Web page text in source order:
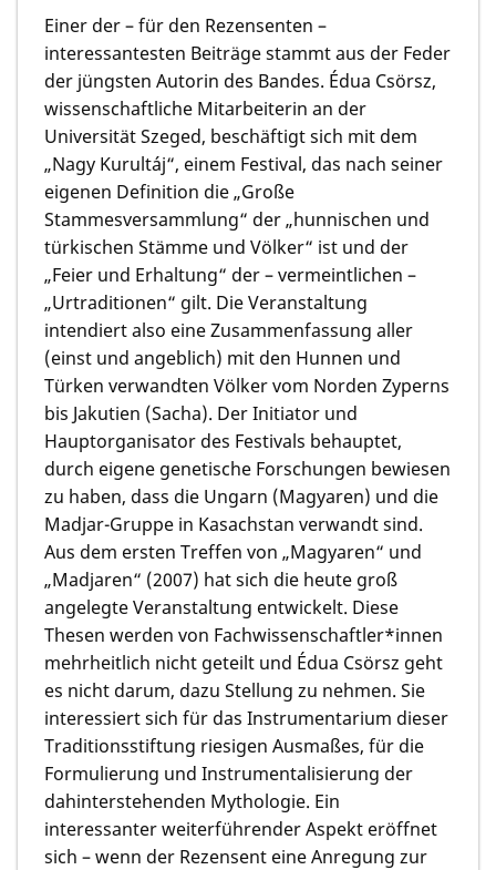
Einer der – für den Rezensenten –
interessantesten Beiträge stammt aus der Feder
der jüngsten Autorin des Bandes. Édua Csörsz,
wissenschaftliche Mitarbeiterin an der
Universität Szeged, beschäftigt sich mit dem
„Nagy Kurultáj“, einem Festival, das nach seiner
eigenen Definition die „Große
Stammesversammlung“ der „hunnischen und
türkischen Stämme und Völker“ ist und der
„Feier und Erhaltung“ der – vermeintlichen –
„Urtraditionen“ gilt. Die Veranstaltung
intendiert also eine Zusammenfassung aller
(einst und angeblich) mit den Hunnen und
Türken verwandten Völker vom Norden Zyperns
bis Jakutien (Sacha). Der Initiator und
Hauptorganisator des Festivals behauptet,
durch eigene genetische Forschungen bewiesen
zu haben, dass die Ungarn (Magyaren) und die
Madjar-Gruppe in Kasachstan verwandt sind.
Aus dem ersten Treffen von „Magyaren“ und
„Madjaren“ (2007) hat sich die heute groß
angelegte Veranstaltung entwickelt. Diese
Thesen werden von Fachwissenschaftler*innen
mehrheitlich nicht geteilt und Édua Csörsz geht
es nicht darum, dazu Stellung zu nehmen. Sie
interessiert sich für das Instrumentarium dieser
Traditionsstiftung riesigen Ausmaßes, für die
Formulierung und Instrumentalisierung der
dahinterstehenden Mythologie. Ein
interessanter weiterführender Aspekt eröffnet
sich – wenn der Rezensent eine Anregung zur